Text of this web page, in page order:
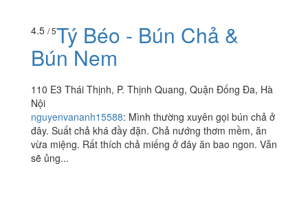
ngậy j cả.
4.5 / 5Tý Béo - Bún Chả &